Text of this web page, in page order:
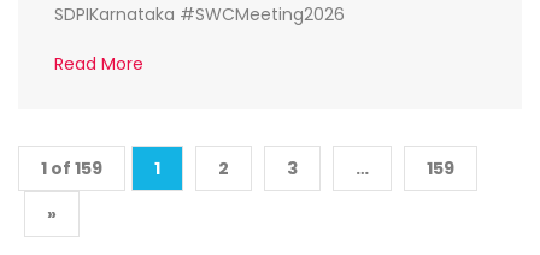
SDPIKarnataka #SWCMeeting2026
Read More
1 of 159 1 2 3 …
159
»